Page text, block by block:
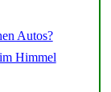
Autos?
Himmel